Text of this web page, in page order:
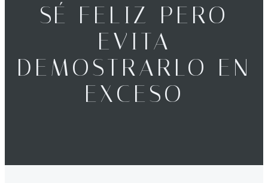
SÉ FELIZ PERO
EVITA
DEMOSTRARLO EN
EXCESO